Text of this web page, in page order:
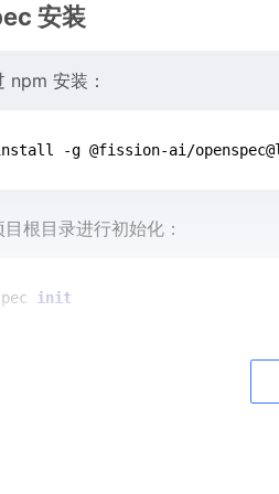
安装
npm 安装：
-g @fission-ai/
根目录进行初始化：
init